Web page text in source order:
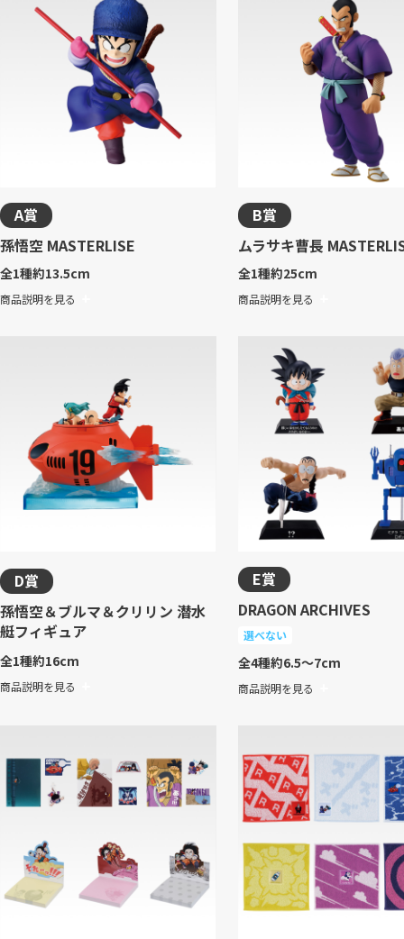
A賞
孫悟空 MASTERLISE
全1種約13.5cm
商品説明を見る
B賞
ムラサキ曹長
全1種約25cm
商品説明を見る
D賞
孫悟空＆ブルマ＆クリリン 潜水
艇フィギュア
全1種約16cm
商品説明を見る
E賞
DRAGON ARCHIVES
選べない
全4種約6.5～7cm
商品説明を見る